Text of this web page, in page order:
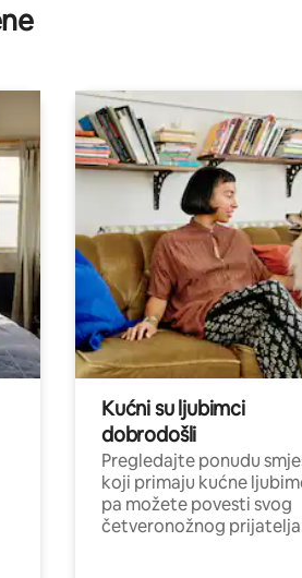
Kućni su ljubimci
dobrodošli
Pregledajte ponudu
koji primaju kućne
pa možete povesti svog
četveronožnog